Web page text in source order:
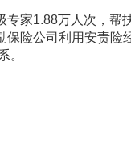
专家1.88万人次，帮
保险公司利用安责险
。